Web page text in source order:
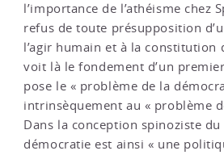
l’importance de l’athéisme chez
refus de toute présupposition
l’agir humain et à la constitution
voit là le fondement d’un
pose le « problème de la
intrinsèquement au « problème
Dans la conception spinoziste
démocratie est ainsi « une